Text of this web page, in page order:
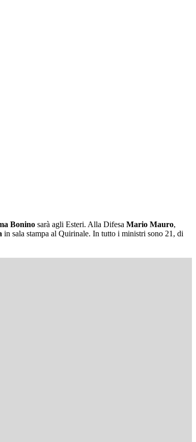
Bonino sarà agli Esteri. Alla Difesa Mario Mauro,
in sala stampa al Quirinale. In tutto i ministri sono 21, di